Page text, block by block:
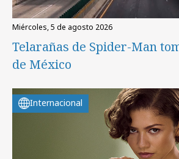
miércoles, 5 de agosto 2026
Telarañas de Spider-Man
de México
Internacional